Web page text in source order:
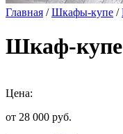
Главная /Шкафы-купе /
Шкаф-купе
Цена:
от 28 000 руб.